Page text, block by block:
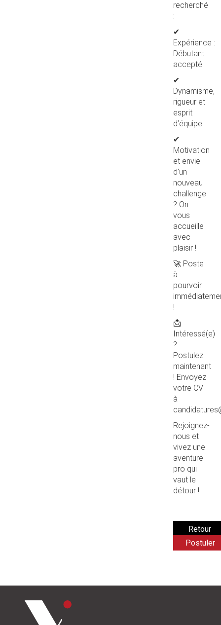
recherché
:
✔
Expérience :
Débutant
accepté
✔
Dynamisme,
rigueur et
esprit
d’équipe
✔
Motivation
et envie
d’un
nouveau
challenge
? On
vous
accueille
avec
plaisir !
🚀 Poste
à
pourvoir
!
📩
Intéressé(e)
?
Postulez
maintenant
! Envoyez
votre CV
à
Rejoignez-
nous et
vivez une
aventure
pro qui
vaut le
détour !
Postuler